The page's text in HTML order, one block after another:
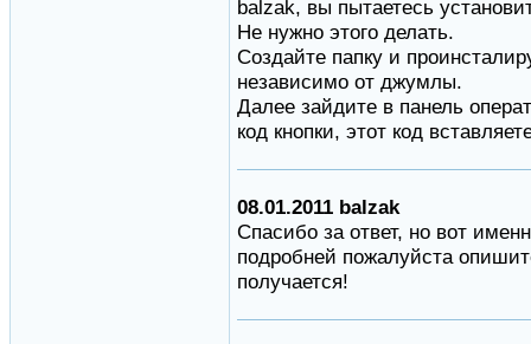
balzak, вы пытаетесь
Не нужно этого делать.
Создайте папку и
независимо от джумлы.
Далее зайдите в панель
код кнопки, этот код
08.01.2011 balzak
Спасибо за ответ, но вот
подробней пожалуйста
получается!